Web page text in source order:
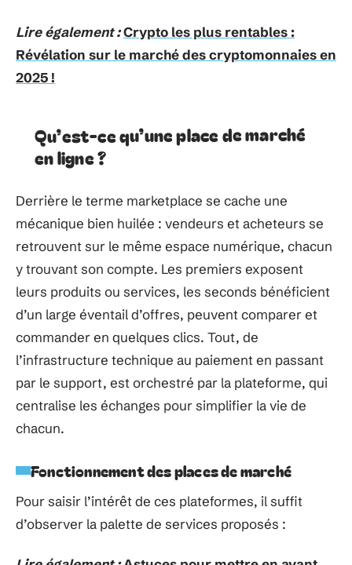
Lire également :Crypto les plus rentables :
Révélation sur le marché des cryptomonnaies en
2025 !
Qu’est-ce qu’une place de marché
en ligne ?
Derrière le terme marketplace se cache une
mécanique bien huilée : vendeurs et acheteurs se
retrouvent sur le même espace numérique, chacun
y trouvant son compte. Les premiers exposent
leurs produits ou services, les seconds bénéficient
d’un large éventail d’offres, peuvent comparer et
commander en quelques clics. Tout, de
l’infrastructure technique au paiement en passant
par le support, est orchestré par la plateforme, qui
centralise les échanges pour simplifier la vie de
chacun.
Fonctionnement des places de marché
Pour saisir l’intérêt de ces plateformes, il suffit
d’observer la palette de services proposés :